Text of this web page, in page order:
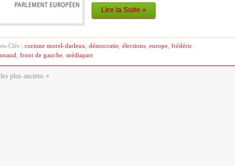
Lire la Suite »
Clés : corinne morel-darleux démocratie élections europe frédéric
front de gauche médiapart
plus anciens «